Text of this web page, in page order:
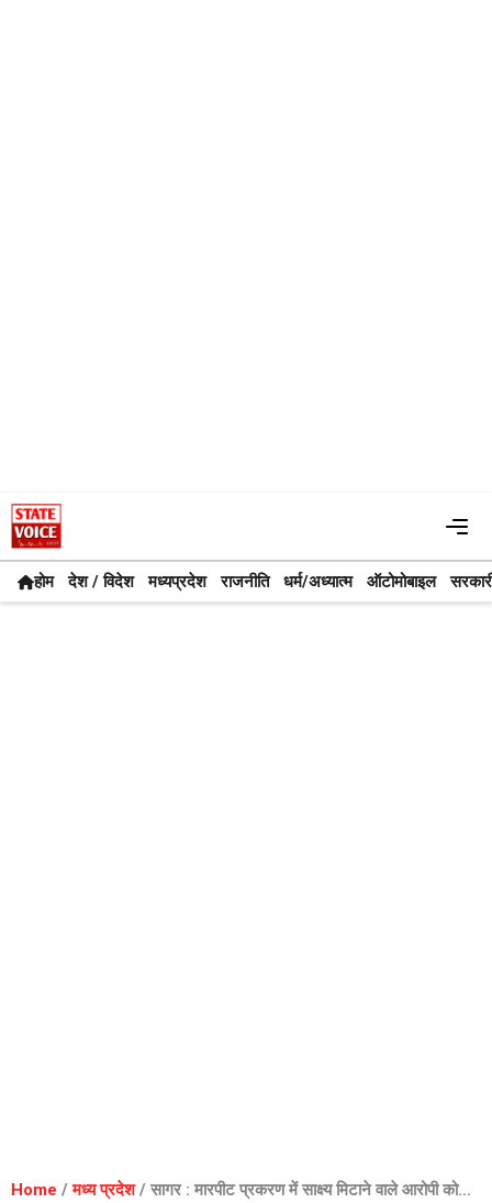
Skip
to
content
होम देश / विदेश मध्यप्रदेश राजनीति धर्म/अध्यात्म ऑटोमोबाइल
Home /मध्य प्रदेश/ सागर : मारपीट प्रकरण में साक्ष्य मिटाने वाले आरोपी को